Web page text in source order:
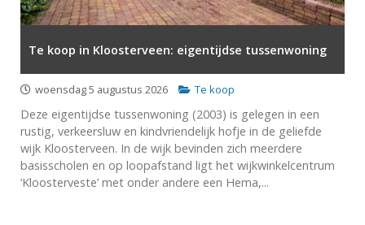
Te koop in Kloosterveen: eigentijdse tussenwoning
woensdag 5 augustus 2026 Te koop
Deze eigentijdse tussenwoning (2003) is gelegen in een
rustig, verkeersluw en kindvriendelijk hofje in de geliefde
wijk Kloosterveen. In de wijk bevinden zich meerdere
basisscholen en op loopafstand ligt het wijkwinkelcentrum
‘Kloosterveste’ met onder andere een Hema,...